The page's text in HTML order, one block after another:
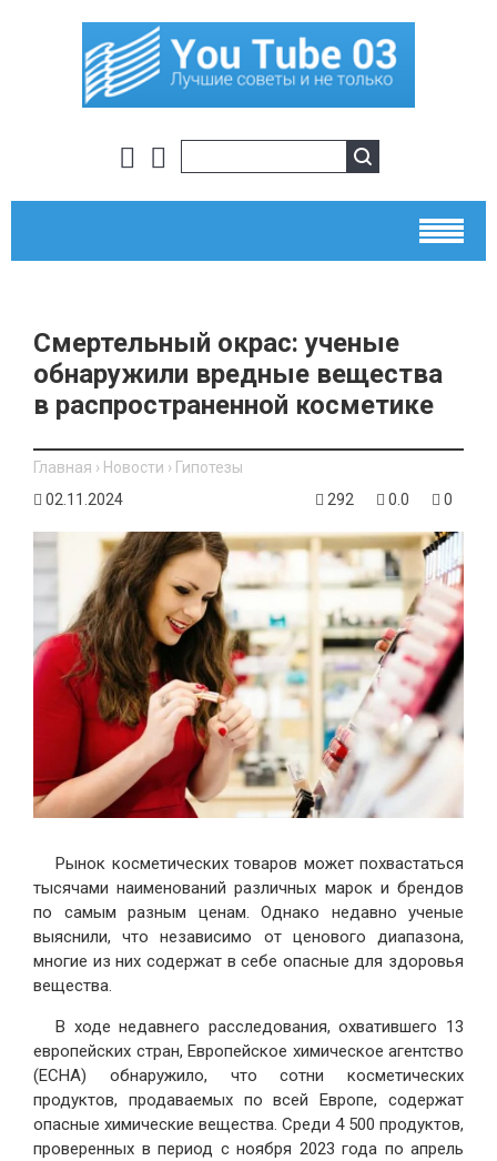
Смертельный окрас: ученые
обнаружили вредные вещества
в распространенной косметике
Главная › Новости › Гипотезы
02.11.2024
292 0.0 0
Рынок косметических товаров может похвастаться
тысячами наименований различных марок и брендов
по самым разным ценам. Однако недавно ученые
выяснили, что независимо от ценового диапазона,
многие из них содержат в себе опасные для здоровья
вещества.
В ходе недавнего расследования, охватившего 13
европейских стран, Европейское химическое агентство
(ECHA) обнаружило, что сотни косметических
продуктов, продаваемых по всей Европе, содержат
опасные химические вещества. Среди 4 500 продуктов,
проверенных в период с ноября 2023 года по апрель